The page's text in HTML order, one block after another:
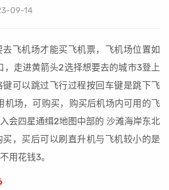
09-14
飞机场才能买飞机票，飞机场位置如
，走进黄箭头2选择想要去的城市3登上
可以跳过飞行过程按回车键是跳下飞
机场，可购买，购买后机场内可用的飞
会四星通缉2地图中部的 沙滩海岸东北
，买后可以刷直升机与飞机较小的是
用花钱3。